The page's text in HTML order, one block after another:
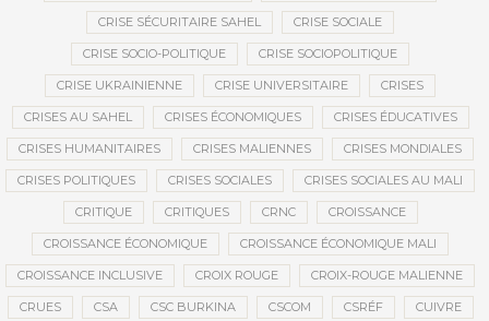
CRISE SÉCURITAIRE SAHEL CRISE SOCIALE
CRISE SOCIO-POLITIQUE CRISE SOCIOPOLITIQUE
CRISE UKRAINIENNE CRISE UNIVERSITAIRE CRISES
CRISES AU SAHEL CRISES ÉCONOMIQUES CRISES ÉDUCATIVES
CRISES HUMANITAIRES CRISES MALIENNES CRISES MONDIALES
CRISES POLITIQUES CRISES SOCIALES CRISES SOCIALES AU MALI
CRITIQUE CRITIQUES CRNC CROISSANCE
CROISSANCE ÉCONOMIQUE CROISSANCE ÉCONOMIQUE MALI
CROISSANCE INCLUSIVE CROIX ROUGE CROIX-ROUGE MALIENNE
CRUES CSA CSC BURKINA CSCOM CSRÉF CUIVRE